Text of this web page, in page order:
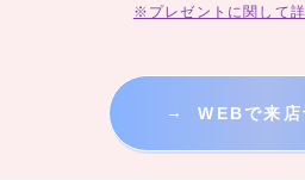
※プレゼントに関して
→ WEBで来店